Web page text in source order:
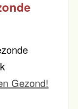
Gezond!